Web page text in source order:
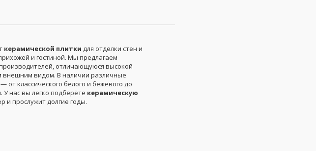
керамической плитки для отделки стен и
и гостиной. Мы предлагаем
отличающуюся высокой
внешним видом. В наличии различные
классического белого и бежевого до
нас вы легко подберёте керамическую
и прослужит долгие годы.